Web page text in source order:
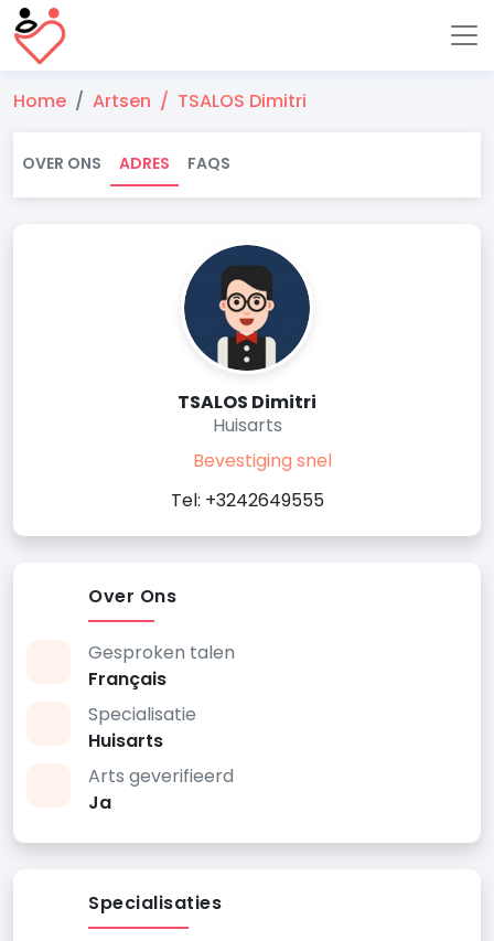
Home Artsen TSALOS Dimitri
OVER ONS ADRES FAQS
TSALOS Dimitri
Huisarts
Bevestiging snel
Tel: +3242649555
Over Ons
Gesproken talen
Français
Specialisatie
Huisarts
Arts geverifieerd
Ja
Specialisaties